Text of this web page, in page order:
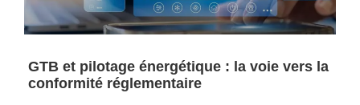
GTB et pilotage énergétique : la voie vers la
conformité réglementaire